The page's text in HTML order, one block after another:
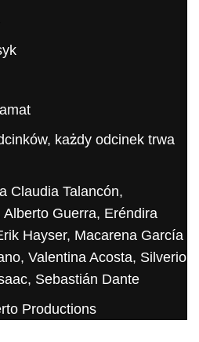
każdy odcinek trwa
Claudia Talancón,
Guerra, Eréndira
Hayser, Macarena García
Valentina Acosta, Silverio
Sebastián Dante
Productions